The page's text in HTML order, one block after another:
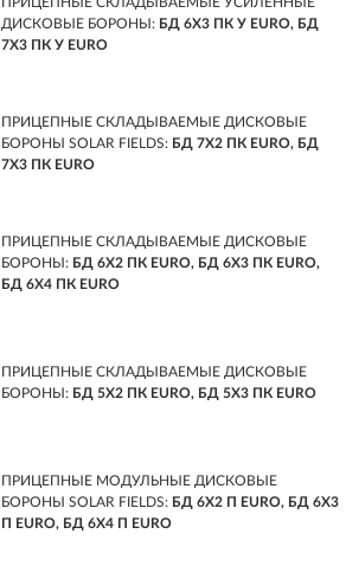
ДИСКОВЫЕ БОРОНЫ: БД 6Х3 ПК У EURO, БД
7Х3 ПК У EURO
ПРИЦЕПНЫЕ СКЛАДЫВАЕМЫЕ ДИСКОВЫЕ
БОРОНЫ SOLAR FIELDS: БД 7Х2 ПК EURO, БД
7Х3 ПК EURO
ПРИЦЕПНЫЕ СКЛАДЫВАЕМЫЕ ДИСКОВЫЕ
БОРОНЫ: БД 6Х2 ПК EURO, БД 6Х3 ПК EURO,
БД 6Х4 ПК EURO
ПРИЦЕПНЫЕ СКЛАДЫВАЕМЫЕ ДИСКОВЫЕ
БОРОНЫ: БД 5Х2 ПК EURO, БД 5Х3 ПК EURO
ПРИЦЕПНЫЕ МОДУЛЬНЫЕ ДИСКОВЫЕ
БОРОНЫ SOLAR FIELDS: БД 6Х2 П EURO, БД 6Х3
П EURO, БД 6Х4 П EURO